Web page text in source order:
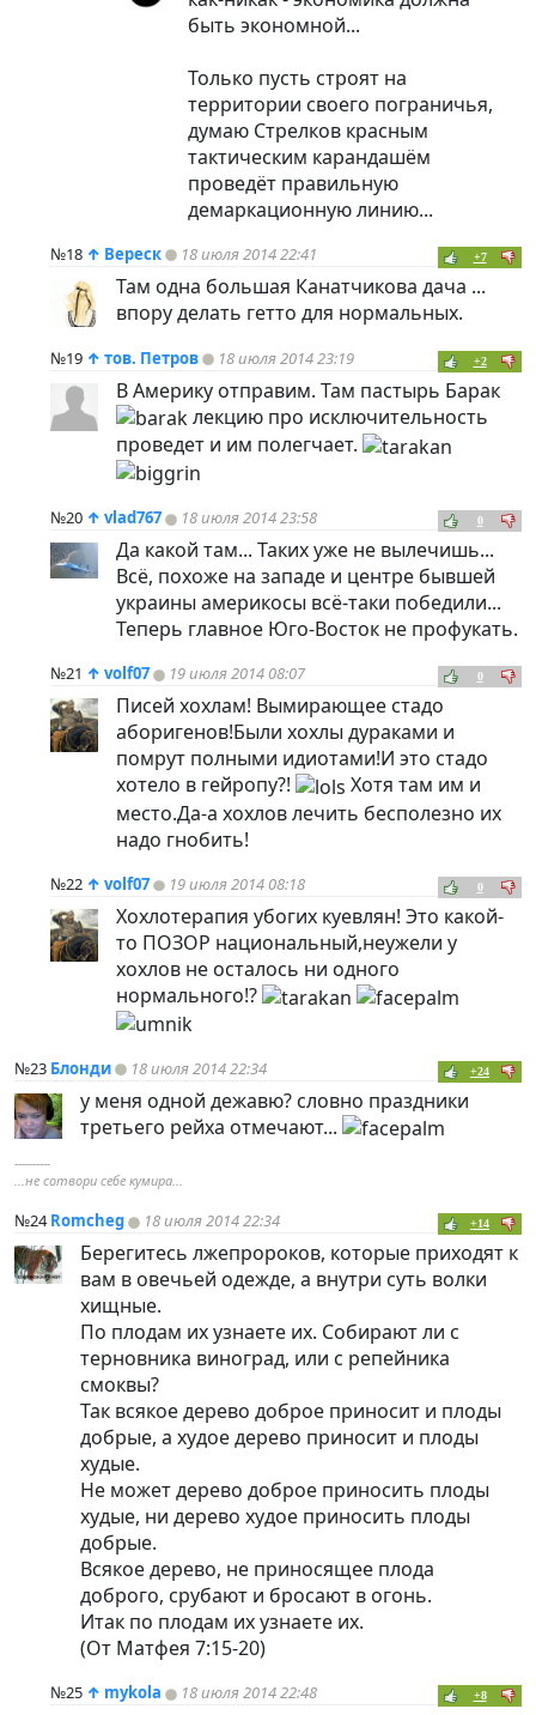
быть экономной...
Только пусть строят на
территории своего пограничья,
думаю Стрелков красным
тактическим карандашём
проведёт правильную
демаркационную линию...
№18 ↑ Вереск 18 июля 2014 22:41 +7
Там одна большая Канатчикова дача ...
впору делать гетто для нормальных.
№19 ↑ тов. Петров 18 июля 2014 23:19 +2
В Америку отправим. Там пастырь Барак
лекцию про исключительность
проведет и им полегчает.
№20 ↑ vlad767 18 июля 2014 23:58 0
Да какой там... Таких уже не вылечишь...
Всё, похоже на западе и центре бывшей
украины америкосы всё-таки победили...
Теперь главное Юго-Восток не профукать.
№21 ↑ volf07 19 июля 2014 08:07 0
Писей хохлам! Вымирающее стадо
аборигенов!Были хохлы дураками и
помрут полными идиотами!И это стадо
хотело в гейропу?!
Хотя там им и
место.Да-а хохлов лечить бесполезно их
надо гнобить!
№22 ↑ volf07 19 июля 2014 08:18 0
Хохлотерапия убогих куевлян! Это какой-
то ПОЗОР национальный,неужели у
хохлов не осталось ни одного
нормального!?
№23 Блонди 18 июля 2014 22:34 +24
у меня одной дежавю? словно праздники
третьего рейха отмечают...
----------
...не сотвори себе кумира...
№24Romcheg 18 июля 2014 22:34 +14
Берегитесь лжепророков, которые приходят к
вам в овечьей одежде, а внутри суть волки
хищные.
По плодам их узнаете их. Собирают ли с
терновника виноград, или с репейника
смоквы?
Так всякое дерево доброе приносит и плоды
добрые, а худое дерево приносит и плоды
худые.
Не может дерево доброе приносить плоды
худые, ни дерево худое приносить плоды
добрые.
Всякое дерево, не приносящее плода
доброго, срубают и бросают в огонь.
Итак по плодам их узнаете их.
(От Матфея 7:15-20)
№25 ↑ mykola 18 июля 2014 22:48 +8